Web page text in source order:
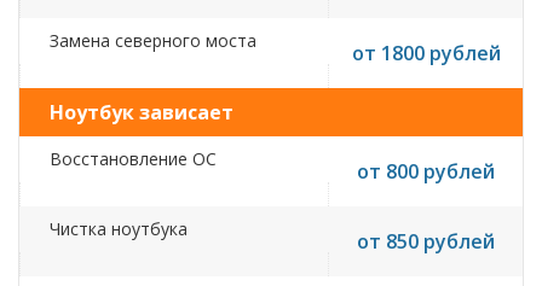
Замена северного моста от 1800 рублей
Ноутбук зависает
Восстановление ОС от 800 рублей
Чистка ноутбука от 850 рублей